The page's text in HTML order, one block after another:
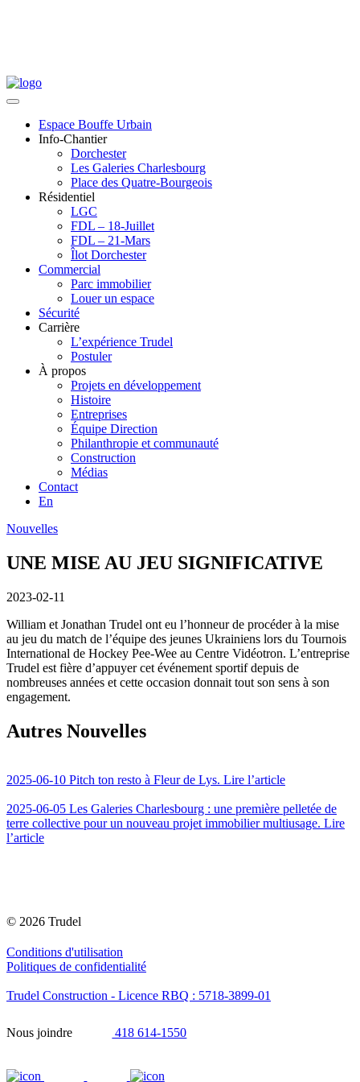
Espace Bouffe Urbain
Info-Chantier
Dorchester
Les Galeries Charlesbourg
Place des Quatre-Bourgeois
Résidentiel
LGC
FDL – 18-Juillet
FDL – 21-Mars
Îlot Dorchester
Commercial
Parc immobilier
Louer un espace
Sécurité
Carrière
L’expérience Trudel
Postuler
À propos
Projets en développement
Histoire
Entreprises
Équipe Direction
Philanthropie et communauté
Construction
Médias
Contact
En
Nouvelles
UNE MISE AU JEU SIGNIFICATIVE
2023-02-11
William et Jonathan Trudel ont eu l’honneur de procéder à la mise
au jeu du match de l’équipe des jeunes Ukrainiens lors du Tournois
International de Hockey Pee-Wee au Centre Vidéotron. L’entreprise
Trudel est fière d’appuyer cet événement sportif depuis de
nombreuses années et cette occasion donnait tout son sens à son
engagement.
Autres Nouvelles
2025-06-10 Pitch ton resto à Fleur de Lys. Lire l’article
2025-06-05 Les Galeries Charlesbourg : une première pelletée de
terre collective pour un nouveau projet immobilier multiusage. Lire
l’article
© 2026 Trudel
Conditions d'utilisation
Politiques de confidentialité
Trudel Construction - Licence RBQ : 5718-3899-01
Nous joindre 418 614-1550